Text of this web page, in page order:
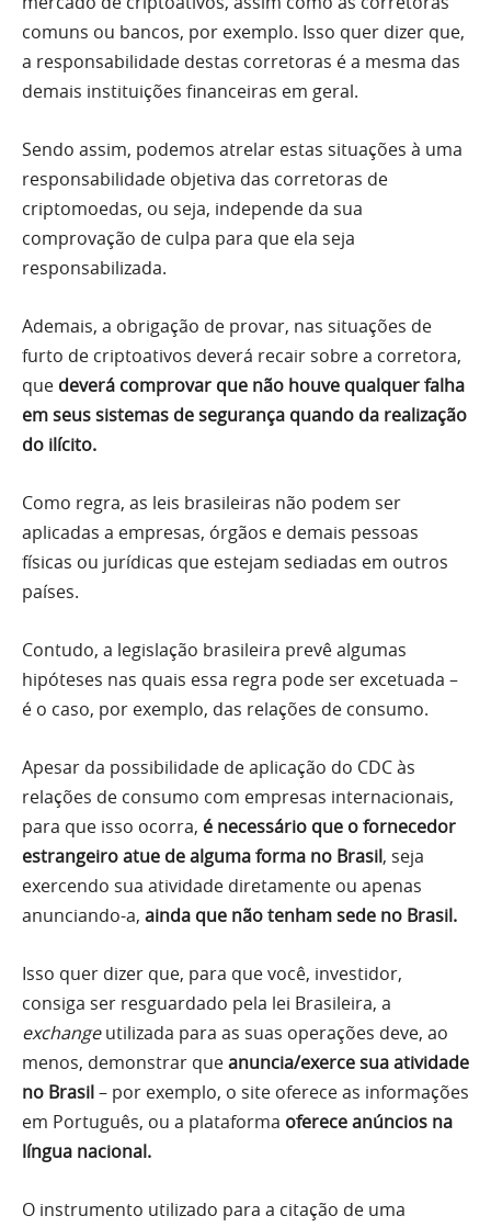
comuns ou bancos, por exemplo. Isso quer dizer que,
a responsabilidade destas corretoras é a mesma das
demais instituições financeiras em geral.
Sendo assim, podemos atrelar estas situações à uma
responsabilidade objetiva das corretoras de
criptomoedas, ou seja, independe da sua
comprovação de culpa para que ela seja
responsabilizada.
Ademais, a obrigação de provar, nas situações de
furto de criptoativos deverá recair sobre a corretora,
que deverá comprovar que não houve qualquer falha
em seus sistemas de segurança quando da realização
do ilícito.
Como regra, as leis brasileiras não podem ser
aplicadas a empresas, órgãos e demais pessoas
físicas ou jurídicas que estejam sediadas em outros
países.
Contudo, a legislação brasileira prevê algumas
hipóteses nas quais essa regra pode ser excetuada –
é o caso, por exemplo, das relações de consumo.
Apesar da possibilidade de aplicação do CDC às
relações de consumo com empresas internacionais,
para que isso ocorra, é necessário que o fornecedor
estrangeiro atue de alguma forma no Brasil, seja
exercendo sua atividade diretamente ou apenas
anunciando-a, ainda que não tenham sede no Brasil.
Isso quer dizer que, para que você, investidor,
consiga ser resguardado pela lei Brasileira, a
exchangeutilizada para as suas operações deve, ao
menos, demonstrar queanuncia/exercesua atividade
no Brasil– por exemplo, o site oferece as informações
em Português, ou a plataforma oferece anúncios na
língua nacional.
O instrumento utilizado para a citação de uma